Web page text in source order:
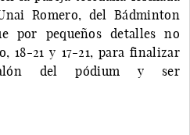
Romero, del Bádminton
por pequeños detalles no
18-21 y 17-21, para finalizar
del pódium y ser